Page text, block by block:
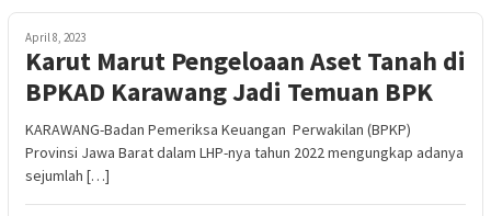
April 8, 2023
Karut Marut Pengeloaan Aset Tanah di
BPKAD Karawang Jadi Temuan BPK
KARAWANG-Badan Pemeriksa Keuangan Perwakilan (BPKP)
Provinsi Jawa Barat dalam LHP-nya tahun 2022 mengungkap adanya
sejumlah […]